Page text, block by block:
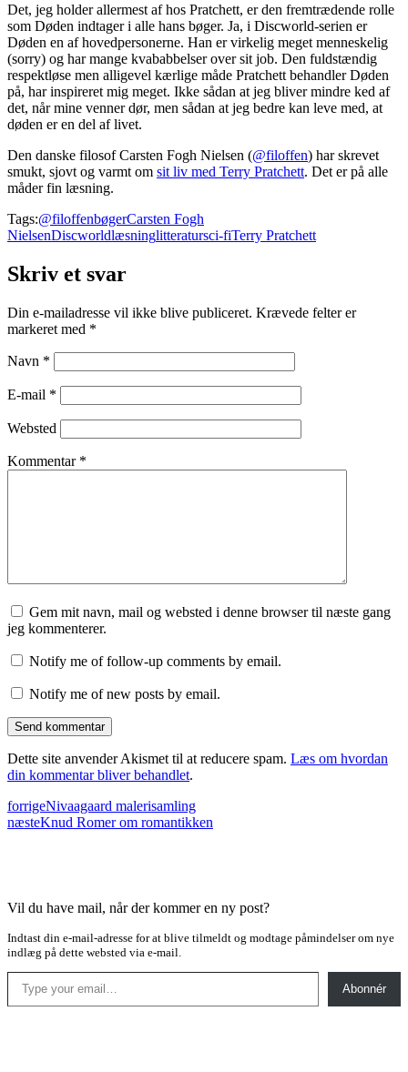
Det, jeg holder allermest af hos Pratchett, er den fremtrædende rolle
som Døden indtager i alle hans bøger. Ja, i Discworld-serien er
Døden en af hovedpersonerne. Han er virkelig meget menneskelig
(sorry) og har mange kvababbelser over sit job. Den fuldstændig
respektløse men alligevel kærlige måde Pratchett behandler Døden
på, har inspireret mig meget. Ikke sådan at jeg bliver mindre ked af
det, når mine venner dør, men sådan at jeg bedre kan leve med, at
døden er en del af livet.
Den danske filosof Carsten Fogh Nielsen (@filoffen) har skrevet
smukt, sjovt og varmt om sit liv med Terry Pratchett. Det er på alle
måder fin læsning.
Tags:@filoffenbøgerCarsten Fogh
NielsenDiscworldlæsninglitteratursci-fiTerry Pratchett
Skriv et svar
Din e-mailadresse vil ikke blive publiceret. Krævede felter er
markeret med *
Navn *
E-mail *
Websted
Kommentar *
Gem mit navn, mail og websted i denne browser til næste gang
jeg kommenterer.
Notify me of follow-up comments by email.
Notify me of new posts by email.
Dette site anvender Akismet til at reducere spam. Læs om hvordan
din kommentar bliver behandlet.
forrigeNivaagaard malerisamling
næsteKnud Romer om romantikken
Vil du have mail, når der kommer en ny post?
Indtast din e-mail-adresse for at blive tilmeldt og modtage påmindelser om nye
indlæg på dette websted via e-mail.
Type your email…
Abonnér